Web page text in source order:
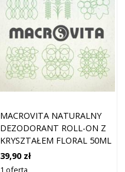
MACROVITA NATURALNY
DEZODORANT ROLL-ON Z
KRYSZTAŁEM FLORAL 50ML
39,90 zł
1 oferta